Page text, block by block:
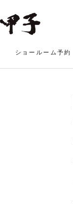
ショールーム予約